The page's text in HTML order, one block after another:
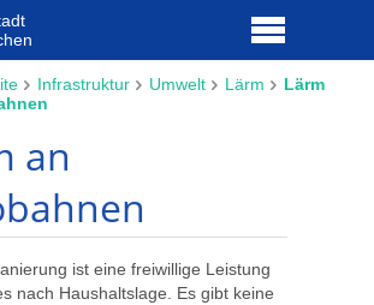
Infrastruktur Umwelt Lärm
Lärm
an
ist eine freiwillige Leistung
nach Haushaltslage. Es gibt keine